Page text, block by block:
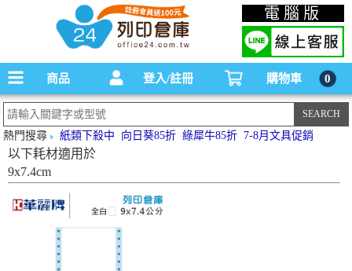
碳粉匣，墨水匣,原廠碳粉匣，副廠碳粉匣，環保碳粉匣,連續供墨印表機-office24列印
倉庫線上購物手機版
電腦版
商品 登入/註冊 購物車 0
熱門搜尋 紙類下殺中 向日葵85折 綠犀牛85折 7-8月文具促銷
以下耗材適用於
9x7.4cm